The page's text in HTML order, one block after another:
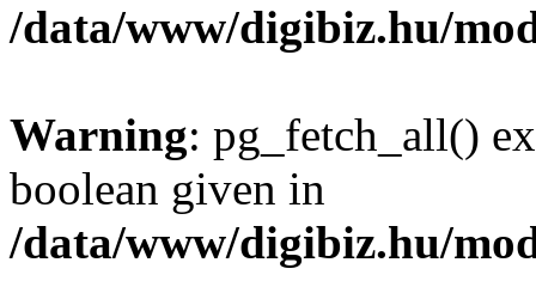
/data/www/digibiz.hu/
Warning: pg_fetch_all()
boolean given in
/data/www/digibiz.hu/